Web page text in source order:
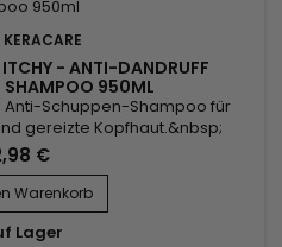
KERACARE
ITCHY - ANTI-DANDRUFF
SHAMPOO 950ML
Schuppen-Shampoo für
gereizte Kopfhaut.&nbsp;
Shampoo beseitigt alle Formen
auszutrocknen, nährt,
reguliert die Talgproduktion,
Juckreiz, Schuppen und
der...
€
Warenkorb
Lager